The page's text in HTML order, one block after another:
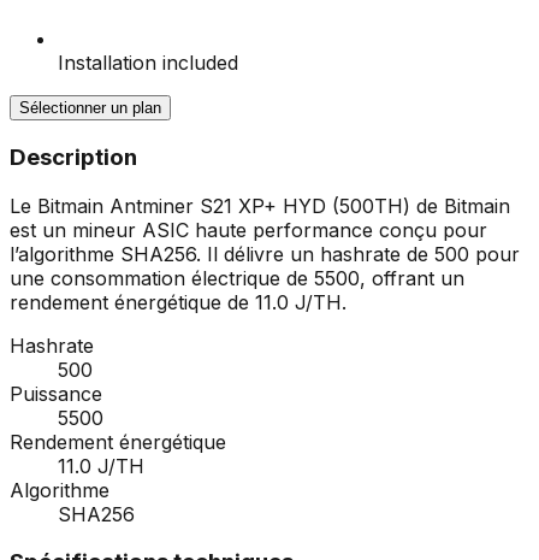
Installation included
Sélectionner un plan
Description
Le Bitmain Antminer S21 XP+ HYD (500TH) de Bitmain
est un mineur ASIC haute performance conçu pour
l’algorithme SHA256. Il délivre un hashrate de 500 pour
une consommation électrique de 5500, offrant un
rendement énergétique de 11.0 J/TH.
Hashrate
500
Puissance
5500
Rendement énergétique
11.0 J/TH
Algorithme
SHA256